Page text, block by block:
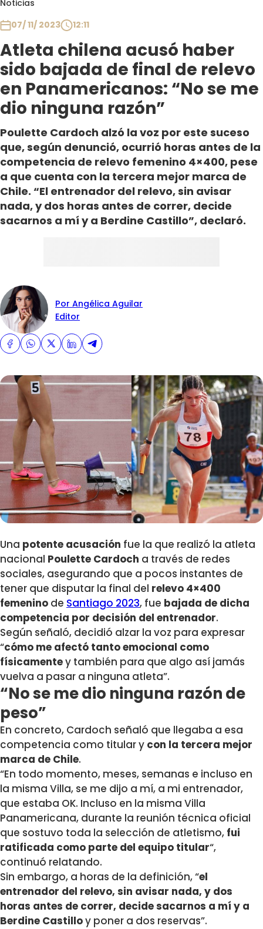
Noticias
07/ 11/ 2023
12:11
Atleta chilena acusó haber
sido bajada de final de relevo
en Panamericanos: “No se me
dio ninguna razón”
Poulette Cardoch alzó la voz por este suceso
que, según denunció, ocurrió horas antes de la
competencia de relevo femenino 4×400, pese
a que cuenta con la tercera mejor marca de
Chile. “El entrenador del relevo, sin avisar
nada, y dos horas antes de correr, decide
sacarnos a mí y a Berdine Castillo”, declaró.
Por Angélica Aguilar
Editor
Una potente acusación fue la que realizó la atleta
nacional Poulette Cardoch a través de redes
sociales, asegurando que a pocos instantes de
tener que disputar la final del relevo 4×400
femenino de Santiago 2023, fue bajada de dicha
competencia por decisión del entrenador.
Según señaló, decidió alzar la voz para expresar
“cómo me afectó tanto emocional como
físicamentey también para que algo así jamás
vuelva a pasar a ninguna atleta”.
“No se me dio ninguna razón de
peso”
En concreto, Cardoch señaló que llegaba a esa
competencia como titular y con la tercera mejor
marca de Chile.
“En todo momento, meses, semanas e incluso en
la misma Villa, se me dijo a mí, a mi entrenador,
que estaba OK. Incluso en la misma Villa
Panamericana, durante la reunión técnica oficial
que sostuvo toda la selección de atletismo, fui
ratificada como parte del equipo titular“,
continuó relatando.
Sin embargo, a horas de la definición, “el
entrenador del relevo, sin avisar nada, y dos
horas antes de correr, decide sacarnos a mí y a
Berdine Castilloy poner a dos reservas”.
Club De La Comedia
Contigo en Directo
Plan Perfecto
El Tiempo
Sabingo
Todos Los Programas